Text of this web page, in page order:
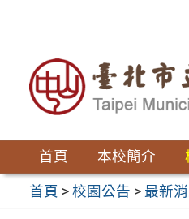
首頁 本校簡介
首頁 >校園公告 > 最新